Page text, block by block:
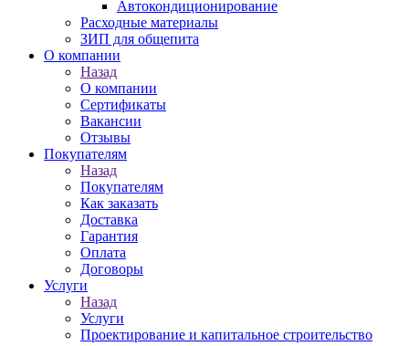
Автокондиционирование
Расходные материалы
ЗИП для общепита
О компании
Назад
О компании
Сертификаты
Вакансии
Отзывы
Покупателям
Назад
Покупателям
Как заказать
Доставка
Гарантия
Оплата
Договоры
Услуги
Назад
Услуги
Проектирование и капитальное строительство